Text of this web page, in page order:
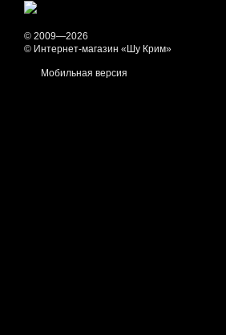
© 2009—2026
© Интернет-магазин «Шу Крим»
Мобильная версия